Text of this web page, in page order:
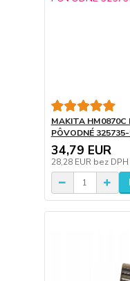
MAKITA HM0870C
PÔVODNÉ
34,79 EUR
28,28 EUR bez DPH